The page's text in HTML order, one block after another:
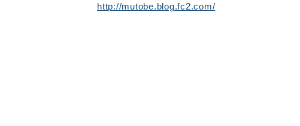
http://mutobe.blog.fc2.com/